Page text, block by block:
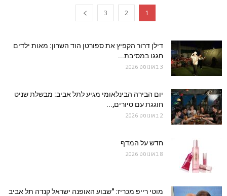
1
2
3
דילן דרור הקפיץ את ספורטן הוד השרון: מאות ילדים
חגגו במסיבת...
3 באוגוסט 2026
יום הבירה הבינלאומי מגיע לתל אביב: מבשלת שניט
חוגגת עם סיורים,...
2 באוגוסט 2026
חדש על המדף
8 באוגוסט 2026
מוטי רייפ מכריז: "שבוע האופנה ישראל קנדה תל אביב